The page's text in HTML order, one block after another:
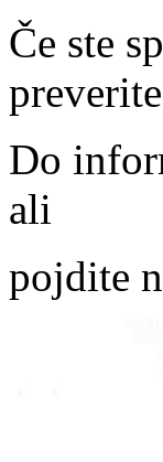
Če ste
Do
ali
pojdite